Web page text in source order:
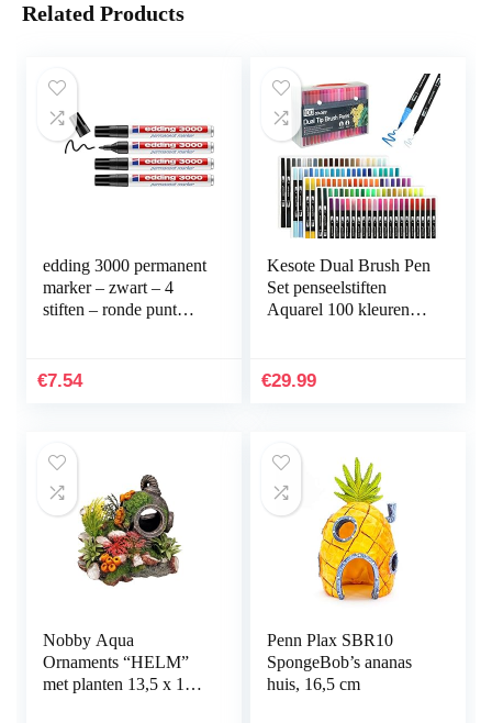
Related Products
edding 3000 permanent
marker – zwart – 4
stiften – ronde punt
permanent marker –
€7.54
Kesote Dual Brush Pen
Set penseelstiften
Aquarel 100 kleuren
handbelettering…
€29.99
Nobby Aqua
Ornaments “HELM”
met planten 13,5 x 11 x
Penn Plax SBR10
SpongeBob’s ananas
huis, 16,5 cm